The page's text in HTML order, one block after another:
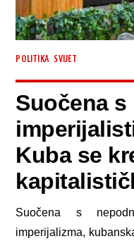
POLITIKA SVIJET
Suočena
Kuba se
Suočena s
imperijalizma,